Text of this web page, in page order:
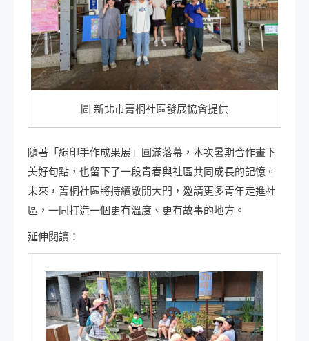
圖 新北市菁桐社區發展協會提供
隨著「絹印手作成果展」圓滿落幕，本次暑期合作畫下
美好句點，也留下了一段青春與社區共同成長的記憶。
未來，菁桐社區將持續敞開大門，邀請更多青年走進社
區，一同打造一個更有溫度、更有故事的地方。
延伸閱讀：